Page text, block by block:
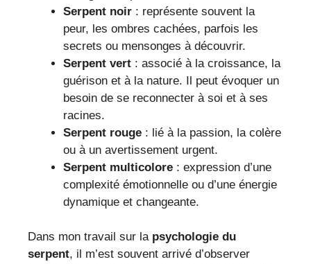
Serpent noir : représente souvent la
peur, les ombres cachées, parfois les
secrets ou mensonges à découvrir.
Serpent vert : associé à la croissance, la
guérison et à la nature. Il peut évoquer un
besoin de se reconnecter à soi et à ses
racines.
Serpent rouge : lié à la passion, la colère
ou à un avertissement urgent.
Serpent multicolore : expression d’une
complexité émotionnelle ou d’une énergie
dynamique et changeante.
Dans mon travail sur la psychologie du
serpent, il m’est souvent arrivé d’observer